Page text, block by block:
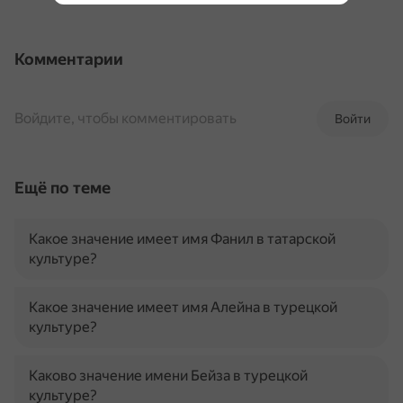
Комментарии
Войти
Войдите, чтобы комментировать
Ещё по теме
Какое значение имеет имя Фанил в татарской
культуре?
Какое значение имеет имя Алейна в турецкой
культуре?
Каково значение имени Бейза в турецкой
культуре?